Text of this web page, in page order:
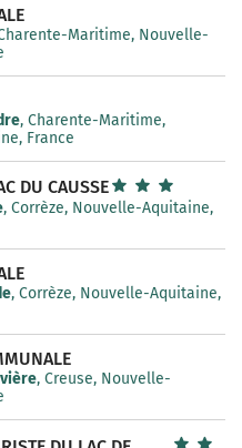
Maritime, Nouvelle-
, Charente-Maritime,
France
DU CAUSSE
, Corrèze, Nouvelle-Aquitaine,
, Corrèze, Nouvelle-Aquitaine,
, Creuse, Nouvelle-